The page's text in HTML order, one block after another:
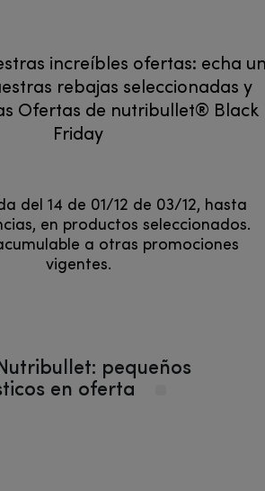
increíbles ofertas: echa
rebajas seleccionadas y
Ofertas de nutribullet® Black
Friday
del 14 de 01/12 de 03/12, hasta
en productos seleccionados.
a otras promociones
vigentes.
pequeños
en oferta